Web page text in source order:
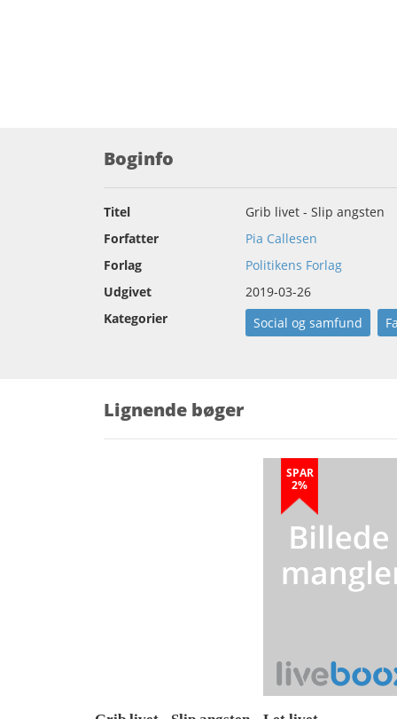
Boginfo
Titel
Grib livet - Slip angsten
Forfatter
Pia Callesen
Forlag
Politikens Forlag
Udgivet
2019-03-26
Kategorier
Social og samfund
Lignende bøger
SPAR
2%